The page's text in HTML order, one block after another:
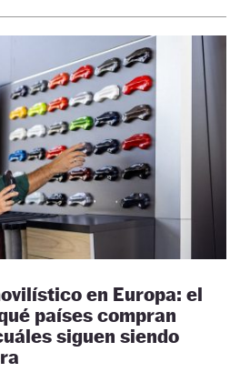
en Europa: el
países compran
siguen siendo